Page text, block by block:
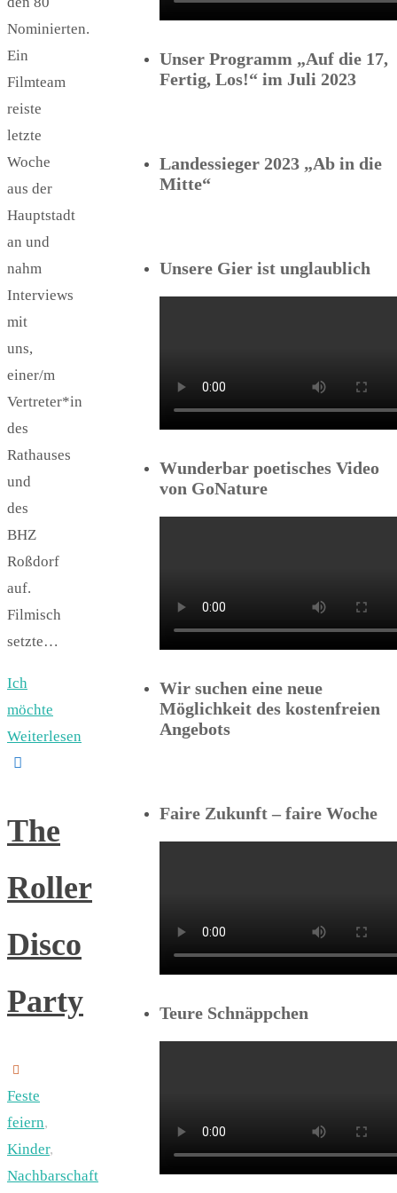
Nominierten.
Ein
Filmteam
reiste
letzte
Woche
aus der
Hauptstadt
an und
nahm
Interviews
mit
uns,
einer/m
Vertreter*in
des
Rathauses
und
des
BHZ
Roßdorf
auf.
Filmisch
setzte…
Ich
möchte
Weiterlesen
The
Roller
Disco
Party
Feste
feiern,
Kinder,
Nachbarschaft
Unser Programm „Auf die 17,
Fertig, Los!“ im Juli 2023
Landessieger 2023 „Ab in die
Mitte“
Unsere Gier ist unglaublich
Wunderbar poetisches Video
von GoNature
Wir suchen eine neue
Möglichkeit des kostenfreien
Angebots
Faire Zukunft – faire Woche
Teure Schnäppchen